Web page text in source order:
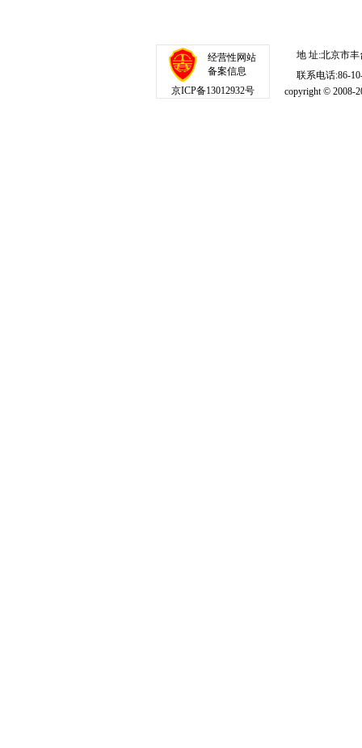
经营性网站
备案信息
京ICP备13012932号
地 址:北京市
联系电话:86-
copyright © 2008-